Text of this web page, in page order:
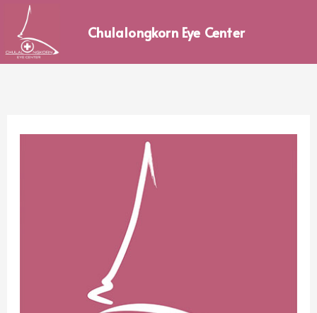
content
Chulalongkorn Eye Center